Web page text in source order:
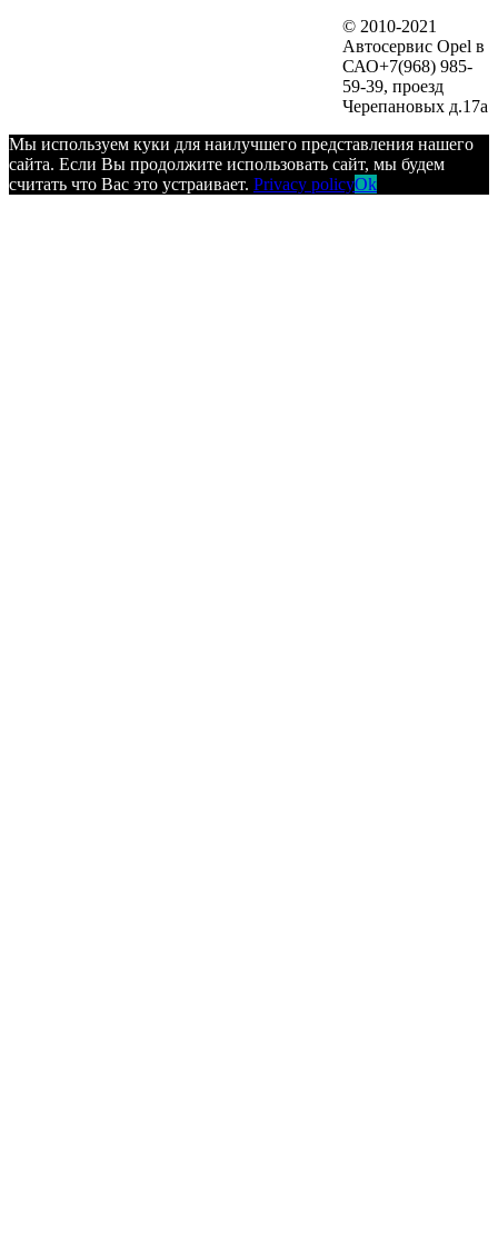
© 2010-2021
Автосервис Opel в
САО+7(968) 985-
59-39, проезд
Черепановых д.17а
Мы используем куки для наилучшего представления нашего
сайта. Если Вы продолжите использовать сайт, мы будем
считать что Вас это устраивает. Privacy policyOk